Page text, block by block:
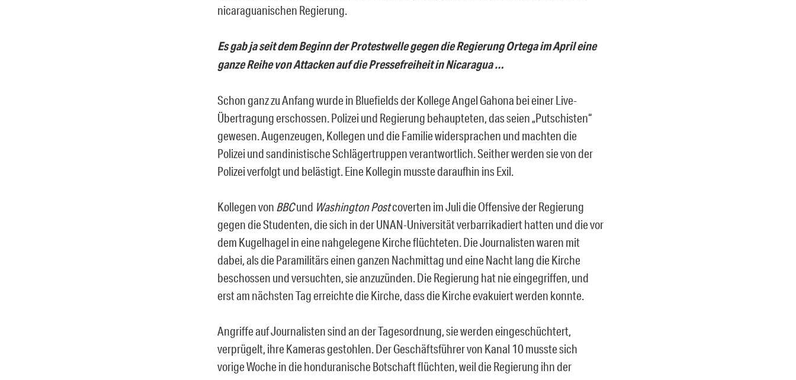
nicaraguanischen Regierung.
Es gab ja seit dem Beginn der Protestwelle gegen die Regierung Ortega im April eine
ganze Reihe von Attacken auf die Pressefreiheit in Nicaragua …
Schon ganz zu Anfang wurde in Bluefields der Kollege Angel Gahona bei einer Live-
Übertragung erschossen. Polizei und Regierung behaupteten, das seien „Putschisten“
gewesen. Augenzeugen, Kollegen und die Familie widersprachen und machten die
Polizei und sandinistische Schlägertruppen verantwortlich. Seither werden sie von der
Polizei verfolgt und belästigt. Eine Kollegin musste daraufhin ins Exil.
Kollegen von BBCund Washington Postcoverten im Juli die Offensive der Regierung
gegen die Studenten, die sich in der UNAN-Universität verbarrikadiert hatten und die vor
dem Kugelhagel in eine nahgelegene Kirche flüchteten. Die Journalisten waren mit
dabei, als die Paramilitärs einen ganzen Nachmittag und eine Nacht lang die Kirche
beschossen und versuchten, sie anzuzünden. Die Regierung hat nie eingegriffen, und
erst am nächsten Tag erreichte die Kirche, dass die Kirche evakuiert werden konnte.
Angriffe auf Journalisten sind an der Tagesordnung, sie werden eingeschüchtert,
verprügelt, ihre Kameras gestohlen. Der Geschäftsführer von Kanal 10 musste sich
vorige Woche in die honduranische Botschaft flüchten, weil die Regierung ihn der